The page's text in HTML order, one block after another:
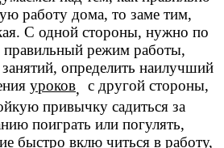
работу дома, то заме тим,
С одной стороны, нужно по
правильный режим работы,
определить наилучший
уроков, с другой стороны,
привычку садиться за
поиграть или погулять,
быстро вклю читься в работу,